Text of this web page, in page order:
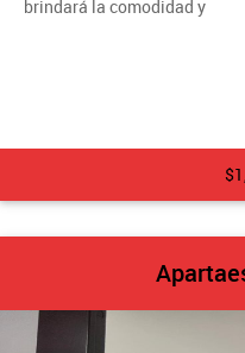
brindará la comodidad y